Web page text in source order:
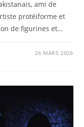
ami de
protéiforme et
de figurines et…
26 MARS 2026